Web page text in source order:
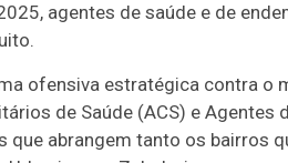
agentes de saúde e de
ofensiva estratégica contra o
de Saúde (ACS) e Agentes
abrangem tanto os bairros